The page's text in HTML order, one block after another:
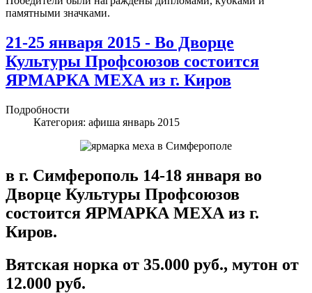
памятными значками.
21-25 января 2015 - Во Дворце
Культуры Профсоюзов состоится
ЯРМАРКА МЕХА из г. Киров
Подробности
Категория: афиша январь 2015
в г. Симферополь 14-18 января во
Дворце Культуры Профсоюзов
состоится ЯРМАРКА МЕХА из г.
Киров.
Вятская норка от 35.000 руб., мутон от
12.000 руб.